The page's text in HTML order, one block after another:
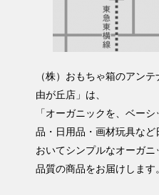
（株）おもちゃ箱のアンテ
由が丘店」は、
「オーガニックを、ベー
品・日用品・画材玩具など
おいてシンプルなオーガ
品質の商品をお届けします。